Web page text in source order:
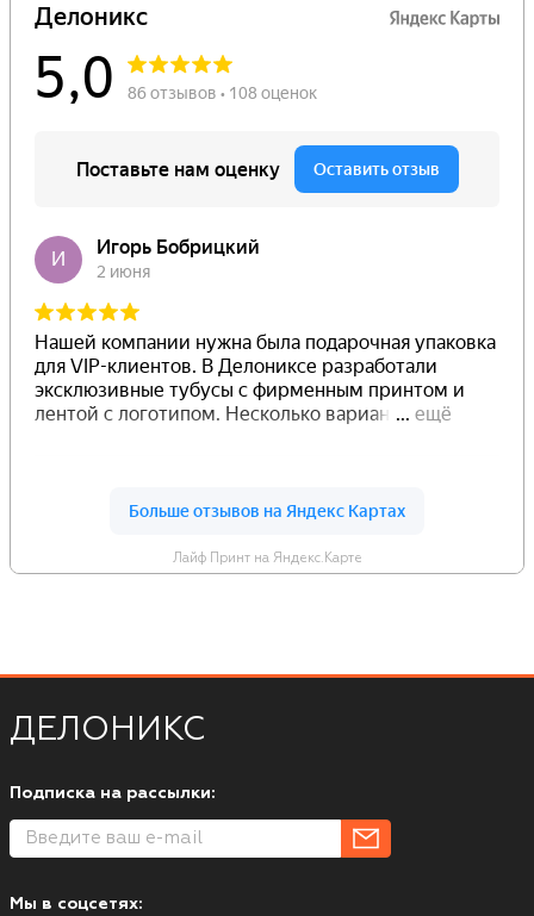
Лайф Принт на Яндекс.Карте
ДЕЛОНИКС
Подписка на рассылки:
Мы в соцсетях: